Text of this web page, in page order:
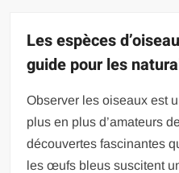
Les espèces
guide pour les
Observer les oiseaux est
plus en plus d’amateurs
découvertes fascinantes
les œufs bleus suscitent